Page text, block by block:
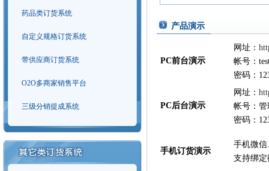
药品类订货系统
自定义规格订货系统
带供应商订货系统
O2O多商家销售平台
三级分销提成系统
产品演示
PC前台演示
网址：
帐号：
密码：
PC后台演示
网址：
帐号：管
密码：
手机订货演示
手机微
支持绑